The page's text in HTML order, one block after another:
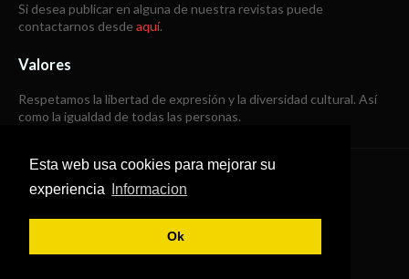
Esta web usa cookies para mejorar su
experiencia
Informacion
Ok
Si desea publicar en alguna de nuestra revistas puede
contactarnos desde aquí.
Valores
Respetamos la libertad de expresión y la diversidad cultural. Así
como la igualdad de todas las personas.
Copyright © 1998 -